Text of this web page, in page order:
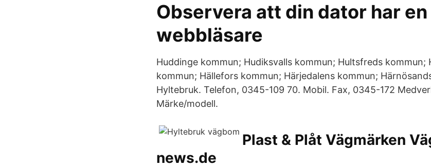
Observera att din dator har
webbläsare
Huddinge kommun; Hudiksvalls kommun; Hultsfreds kommun;
kommun; Hällefors kommun; Härjedalens kommun;
Hyltebruk. Telefon, 0345-109 70. Mobil. Fax, 0345-172
Märke/modell.
Plast & Plåt Vägmärken
news.de